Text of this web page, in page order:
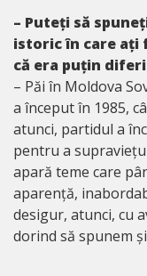
– Puteți să
istoric în care ați
că era puțin
– Păi în Moldova
a început în 1985,
atunci, partidul a
pentru a
apară teme care
aparență,
desigur, atunci, cu
dorind să spunem